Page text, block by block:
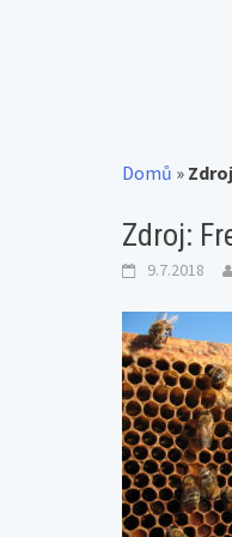
Domů »
Zdroj:
9.7.2018